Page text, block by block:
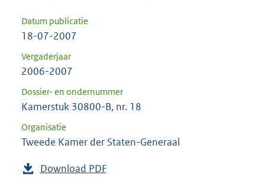
Datum publicatie
18-07-2007
Vergaderjaar
2006-2007
Dossier- en ondernummer
Kamerstuk 30800-B, nr. 18
Organisatie
Tweede Kamer der Staten-Generaal
Download PDF